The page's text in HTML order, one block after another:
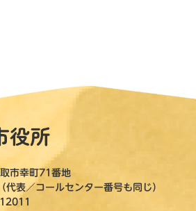
市幸町71番地
表／コールセンター番号も同じ）